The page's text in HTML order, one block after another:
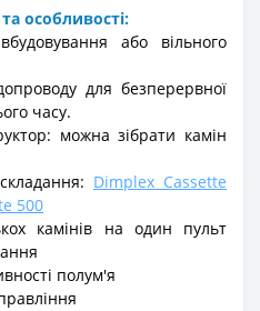
особливості:
або вільного
для безперервної
часу.
можна зібрати камін
Dimplex Cassette
500
камінів на один пульт
полум'я